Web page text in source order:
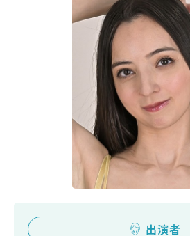
出演者